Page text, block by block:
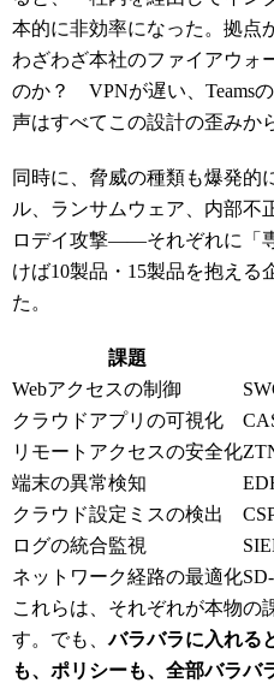
本的に非効率になった。拠点
わざわざ本社のファイアウォ
のか？ VPNが遅い、Teams
声はすべてこの設計の歪みか
同時に、脅威の種類も爆発的
ル、ランサムウェア、内部不
ロデイ攻撃――それぞれに「
けば10製品・15製品を抱える
た。
課題
Webアクセスの制御
クラウドアプリの可視化
リモートアクセスの安全化
端末の異常検知
クラウド設定ミスの検出
ログの統合監視
ネットワーク経路の最適化
これらは、それぞれが本物の
す。でも、バラバラに入れる
も、ポリシーも、全部バラバ